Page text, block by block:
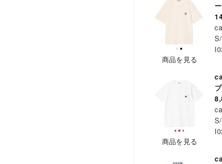
商品を見る
商品を見る